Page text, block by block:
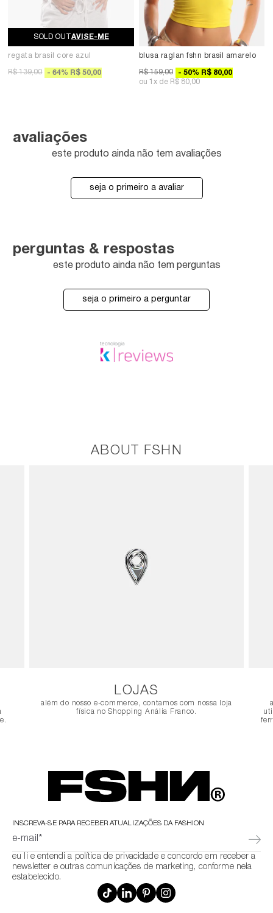
AVISE-ME
regata brasil core azul
R$ 139,00 R$ 50,00
64%
blusa raglan fshn brasil amarelo
R$ 159,00 R$ 80,00
50%
1x R$ 80,00
avaliações
este produto ainda não tem avaliações
seja o primeiro a avaliar
perguntas & respostas
este produto ainda não tem perguntas
seja o primeiro a perguntar
ABOUT FSHN
LOJAS
além do nosso e-commerce, contamos com nossa loja
física no Shopping Anália Franco.
INSCREVA-SE PARA RECEBER ATUALIZAÇÕES DA FASHION
e-mail*
eu li e entendi a política de privacidade e concordo em receber a
newsletter e outras comunicações de marketing, conforme nela
estabelecido.